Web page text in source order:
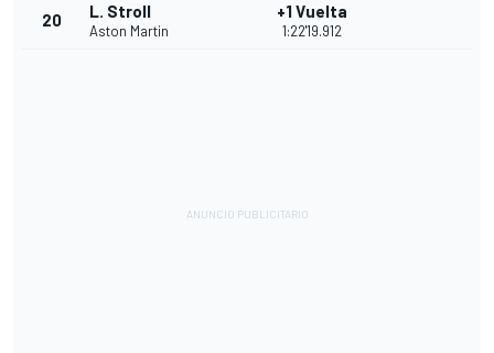
20 L. Stroll
Aston Martin
+1 Vuelta
1:22'19.912